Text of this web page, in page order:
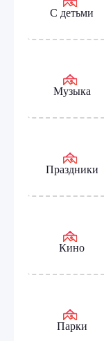
С детьми
Музыка
Праздники
Кино
Парки